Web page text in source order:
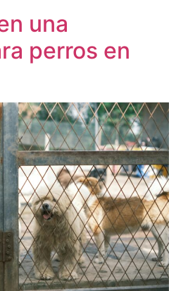
una
perros en